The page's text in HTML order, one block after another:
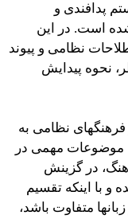
پدافندی و
است. در این
نظامی و پیوند
نحوه پیدایش
فرهنگهای نظامی به
موضوعات مهمی در
در گزینش
و با اینکه تقسیم
متفاوت باشد،